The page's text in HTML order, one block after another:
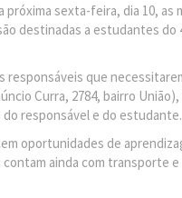
sexta-feira, dia 10, as
destinadas a estudantes do
responsáveis que
Curra, 2784, bairro
responsável e do estudante.
oportunidades de
ainda com transporte